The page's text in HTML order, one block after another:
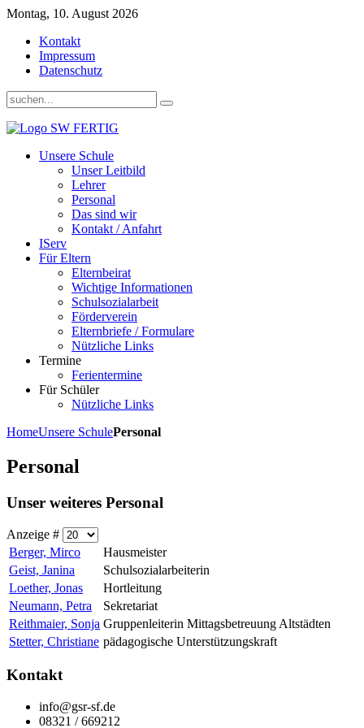
Montag, 10. August 2026
Kontakt
Impressum
Datenschutz
Unsere Schule
Unser Leitbild
Lehrer
Personal
Das sind wir
Kontakt / Anfahrt
IServ
Für Eltern
Elternbeirat
Wichtige Informationen
Schulsozialarbeit
Förderverein
Elternbriefe / Formulare
Nützliche Links
Termine
Ferientermine
Für Schüler
Nützliche Links
HomeUnsere SchulePersonal
Personal
Unser weiteres Personal
Anzeige #
Berger, Mirco
Hausmeister
Geist, Janina
Schulsozialarbeiterin
Loether, Jonas
Hortleitung
Neumann, Petra
Sekretariat
Reithmaier, Sonja Gruppenleiterin Mittagsbetreuung Altstädten
Stetter, Christiane pädagogische Unterstützungskraft
Kontakt
info@gsr-sf.de
08321 / 669212